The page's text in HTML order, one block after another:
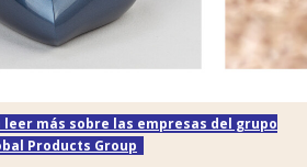
más sobre las empresas del grupo
Products Group